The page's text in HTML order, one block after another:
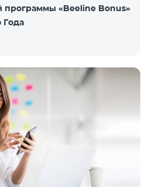
программы «Beeline Bonus»
Года